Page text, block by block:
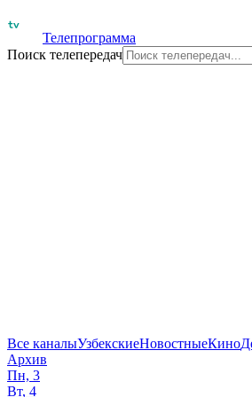
Телепрограмма
Поиск телепередач
Все каналыУзбекскиеНовостныеКино
Архив
Пн, 3
Вт, 4